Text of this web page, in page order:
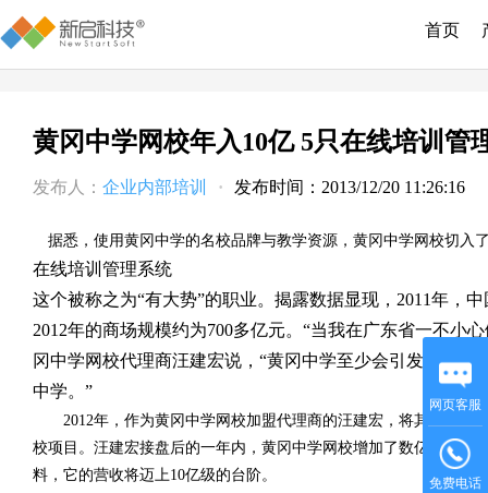
首页
黄冈中学网校年入10亿 5只在线培训管
发布人： 企业内部培训 · 发布时间：2013/12/20 11:26:16
据悉，使用黄冈中学的名校品牌与教学资源，黄冈中学网校切入
在线培训管理系统
这个被称之为“有大势”的职业。揭露数据显现，2011年，
2012年的商场规模约为700多亿元。“当我在广东省一不小
冈中学网校代理商汪建宏说，“黄冈中学至少会引发一部分
中学。”
2012年，作为黄冈中学网校加盟代理商的汪建宏，将其所兴办
校项目。汪建宏接盘后的一年内，黄冈中学网校增加了数亿元的营
料，它的营收将迈上10亿级的台阶。
网页客服
免费电话